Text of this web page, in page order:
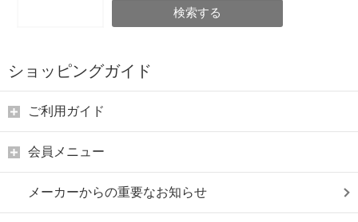
検索する
ショッピングガイド
ご利用ガイド
会員メニュー
メーカーからの重要なお知らせ